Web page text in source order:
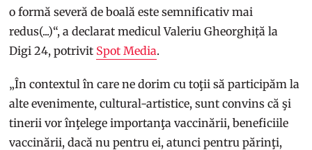
o formă severă de boală este semnificativ mai
redus(...)“, a declarat medicul Valeriu Gheorghiță la
Digi 24, potrivit Spot Media.
„În contextul în care ne dorim cu toţii să participăm la
alte evenimente, cultural-artistice, sunt convins că şi
tinerii vor înţelege importanţa vaccinării, beneficiile
vaccinării, dacă nu pentru ei, atunci pentru părinţi,